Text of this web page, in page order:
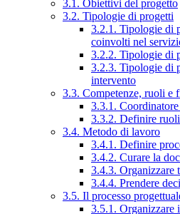
3.1. Obiettivi del progetto
3.2. Tipologie di progetti
3.2.1. Tipologie di
coinvolti nel
3.2.2. Tipologie di
3.2.3. Tipologie di
intervento
3.3. Competenze, ruoli e
3.3.1.
3.3.2. Definire
3.4. Metodo di lavoro
3.4.1. Definire
3.4.2. Curare la
3.4.3. Organizzare
3.4.4. Prendere
3.5. Il processo
3.5.1. Organizzare